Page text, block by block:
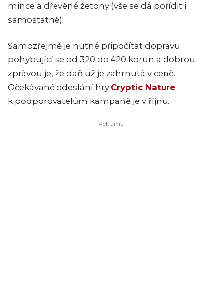
mince a dřevěné žetony (vše se dá pořídit i
samostatně).
Samozřejmě je nutné připočítat dopravu
pohybující se od 320 do 420 korun a dobrou
zprávou je, že daň už je zahrnutá v ceně.
Očekávané odeslání hry Cryptic Nature
k podporovatelům kampaně je v říjnu.